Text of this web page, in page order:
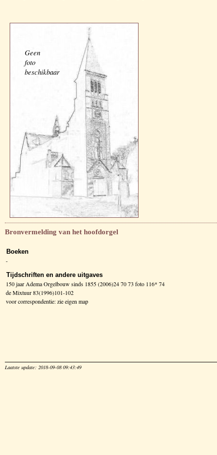
Geen
foto
beschikbaar
Bronvermelding van het hoofdorgel
Boeken
-
Tijdschriften en andere uitgaves
150 jaar Adema Orgelbouw sinds 1855 (2006)24 70 73 foto 116* 74
de Mixtuur 83(1996)101-102
voor correspondentie: zie eigen map
Laatste update: 2018-09-08 09:43:49